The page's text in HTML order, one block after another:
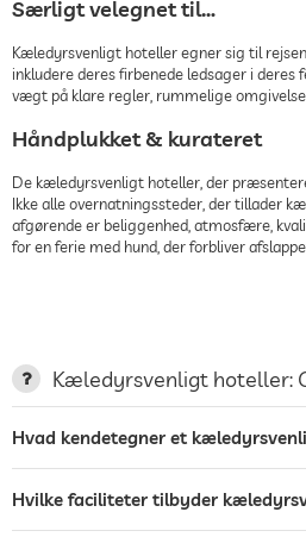
Særligt velegnet til…
Kæledyrsvenligt hoteller egner sig til
inkludere deres firbenede ledsager i deres
vægt på klare regler, rummelige
Håndplukket & kurateret
De kæledyrsvenligt hoteller, der
Ikke alle overnatningssteder, der tillader
afgørende er beliggenhed, atmosfære,
for en ferie med hund, der forbliver
Kæledyrsvenligt hoteller:
Hvad kendetegner et
Hvilke faciliteter tilbyder